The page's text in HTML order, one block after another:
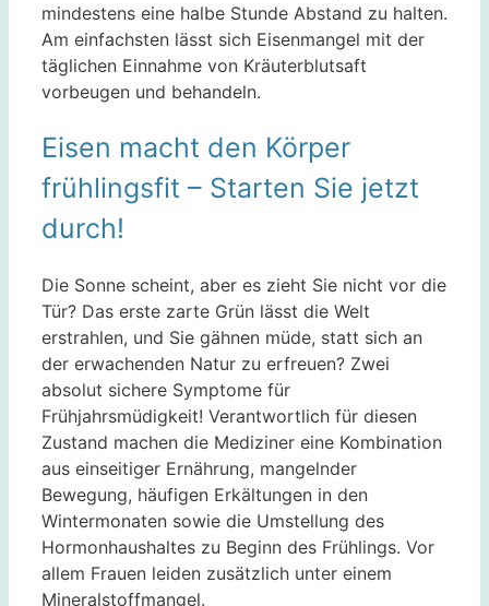
mindestens eine halbe Stunde Abstand zu halten.
Am einfachsten lässt sich Eisenmangel mit der
täglichen Einnahme von Kräuterblutsaft
vorbeugen und behandeln.
Eisen macht den Körper
frühlingsfit – Starten Sie jetzt
durch!
Die Sonne scheint, aber es zieht Sie nicht vor die
Tür? Das erste zarte Grün lässt die Welt
erstrahlen, und Sie gähnen müde, statt sich an
der erwachenden Natur zu erfreuen? Zwei
absolut sichere Symptome für
Frühjahrsmüdigkeit! Verantwortlich für diesen
Zustand machen die Mediziner eine Kombination
aus einseitiger Ernährung, mangelnder
Bewegung, häufigen Erkältungen in den
Wintermonaten sowie die Umstellung des
Hormonhaushaltes zu Beginn des Frühlings. Vor
allem Frauen leiden zusätzlich unter einem
Mineralstoffmangel.